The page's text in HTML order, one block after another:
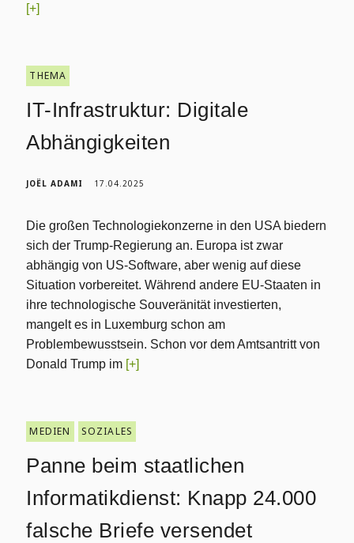
[+]
THEMA
IT-Infrastruktur: Digitale
Abhängigkeiten
JOËL ADAMI 17.04.2025
Die großen Technologiekonzerne in den USA biedern
sich der Trump-Regierung an. Europa ist zwar
abhängig von US-Software, aber wenig auf diese
Situation vorbereitet. Während andere EU-Staaten in
ihre technologische Souveränität investierten,
mangelt es in Luxemburg schon am
Problembewusstsein. Schon vor dem Amtsantritt von
Donald Trump im [+]
MEDIEN SOZIALES
Panne beim staatlichen
Informatikdienst: Knapp 24.000
falsche Briefe versendet